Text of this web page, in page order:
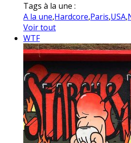
Tags à la une :
A la une,Hardcore,Paris,USA,
Voir tout
WTF